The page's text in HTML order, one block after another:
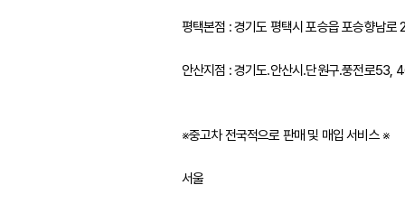
평택본점 : 경기도 평택시 포승읍 포승향남로
안산지점 : 경기도.안산시.단원구.풍전로53,
※중고차 전국적으로 판매 및 매입 서비스 ※
서울